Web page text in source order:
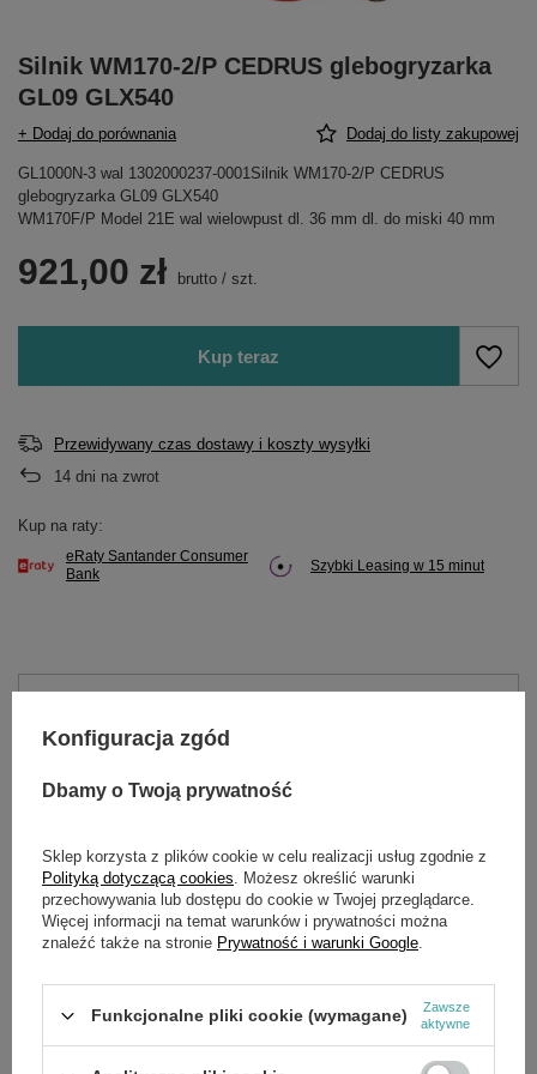
Silnik WM170-2/P CEDRUS glebogryzarka
GL09 GLX540
+ Dodaj do porównania Dodaj do listy zakupowej
GL1000N-3 wal 1302000237-0001Silnik WM170-2/P CEDRUS
glebogryzarka GL09 GLX540
WM170F/P Model 21E wal wielowpust dl. 36 mm dl. do miski 40 mm
921,00 zł brutto / szt.
Kup teraz
Przewidywany czas dostawy i koszty wysyłki
14 dni na zwrot
Kup na raty:
eRaty Santander Consumer
Bank
Szybki Leasing w 15 minut
Zadaj pytanie a my odpowiemy niezwłocznie,
najciekawsze pytania i odpowiedzi publikując
OPIS
Silnik WM170-2/P CEDRUS glebogryzarka GL09 GLX540
Konfiguracja zgód
Dbamy o Twoją prywatność
Sklep korzysta z plików cookie w celu realizacji usług zgodnie z
Polityką dotyczącą cookies . Możesz określić warunki
przechowywania lub dostępu do cookie w Twojej przeglądarce.
Więcej informacji na temat warunków i prywatności można
znaleźć także na stronie Prywatność i warunki Google
Funkcjonalne pliki cookie (wymagane)
Zawsze
aktywne